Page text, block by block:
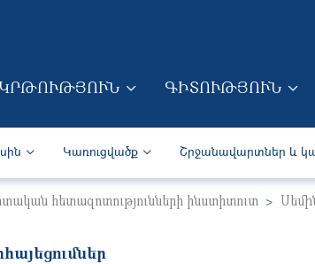
ԳԻՏՈՒԹՅՈՒՆ
navigation (Arm)
Կառուցվածք Շրջանավարտներ և
հետազոտությունների ինստիտուտ